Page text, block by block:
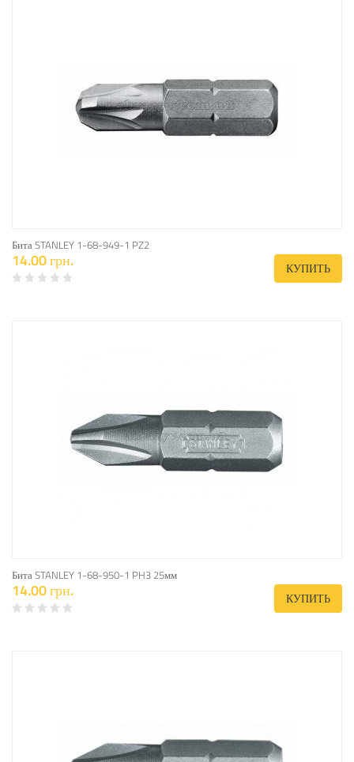
Бита STANLEY 1-68-949-1 PZ2
14.00 грн. КУПИТЬ
Бита STANLEY 1-68-950-1 PH3 25мм
14.00 грн. КУПИТЬ